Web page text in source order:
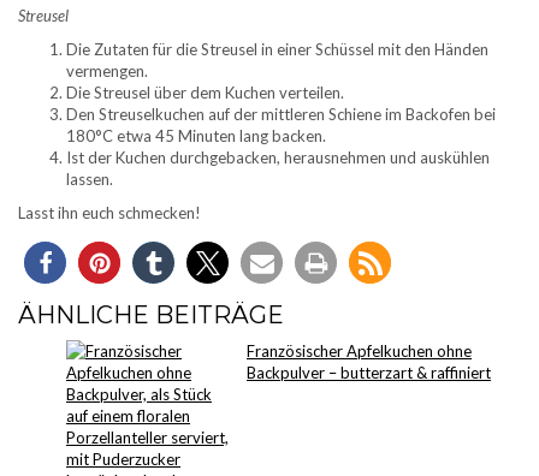
Streusel
Die Zutaten für die Streusel in einer Schüssel mit den Händen
vermengen.
Die Streusel über dem Kuchen verteilen.
Den Streuselkuchen auf der mittleren Schiene im Backofen bei
180°C etwa 45 Minuten lang backen.
Ist der Kuchen durchgebacken, herausnehmen und auskühlen
lassen.
Lasst ihn euch schmecken!
ÄHNLICHE BEITRÄGE
Französischer Apfelkuchen ohne
Backpulver – butterzart & raffiniert